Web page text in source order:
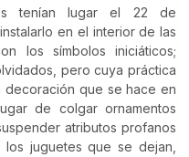
tenían lugar el 22 de
en el interior de las
los símbolos iniciáticos;
pero cuya práctica
decoración que se hace en
de colgar ornamentos
atributos profanos
juguetes que se dejan,